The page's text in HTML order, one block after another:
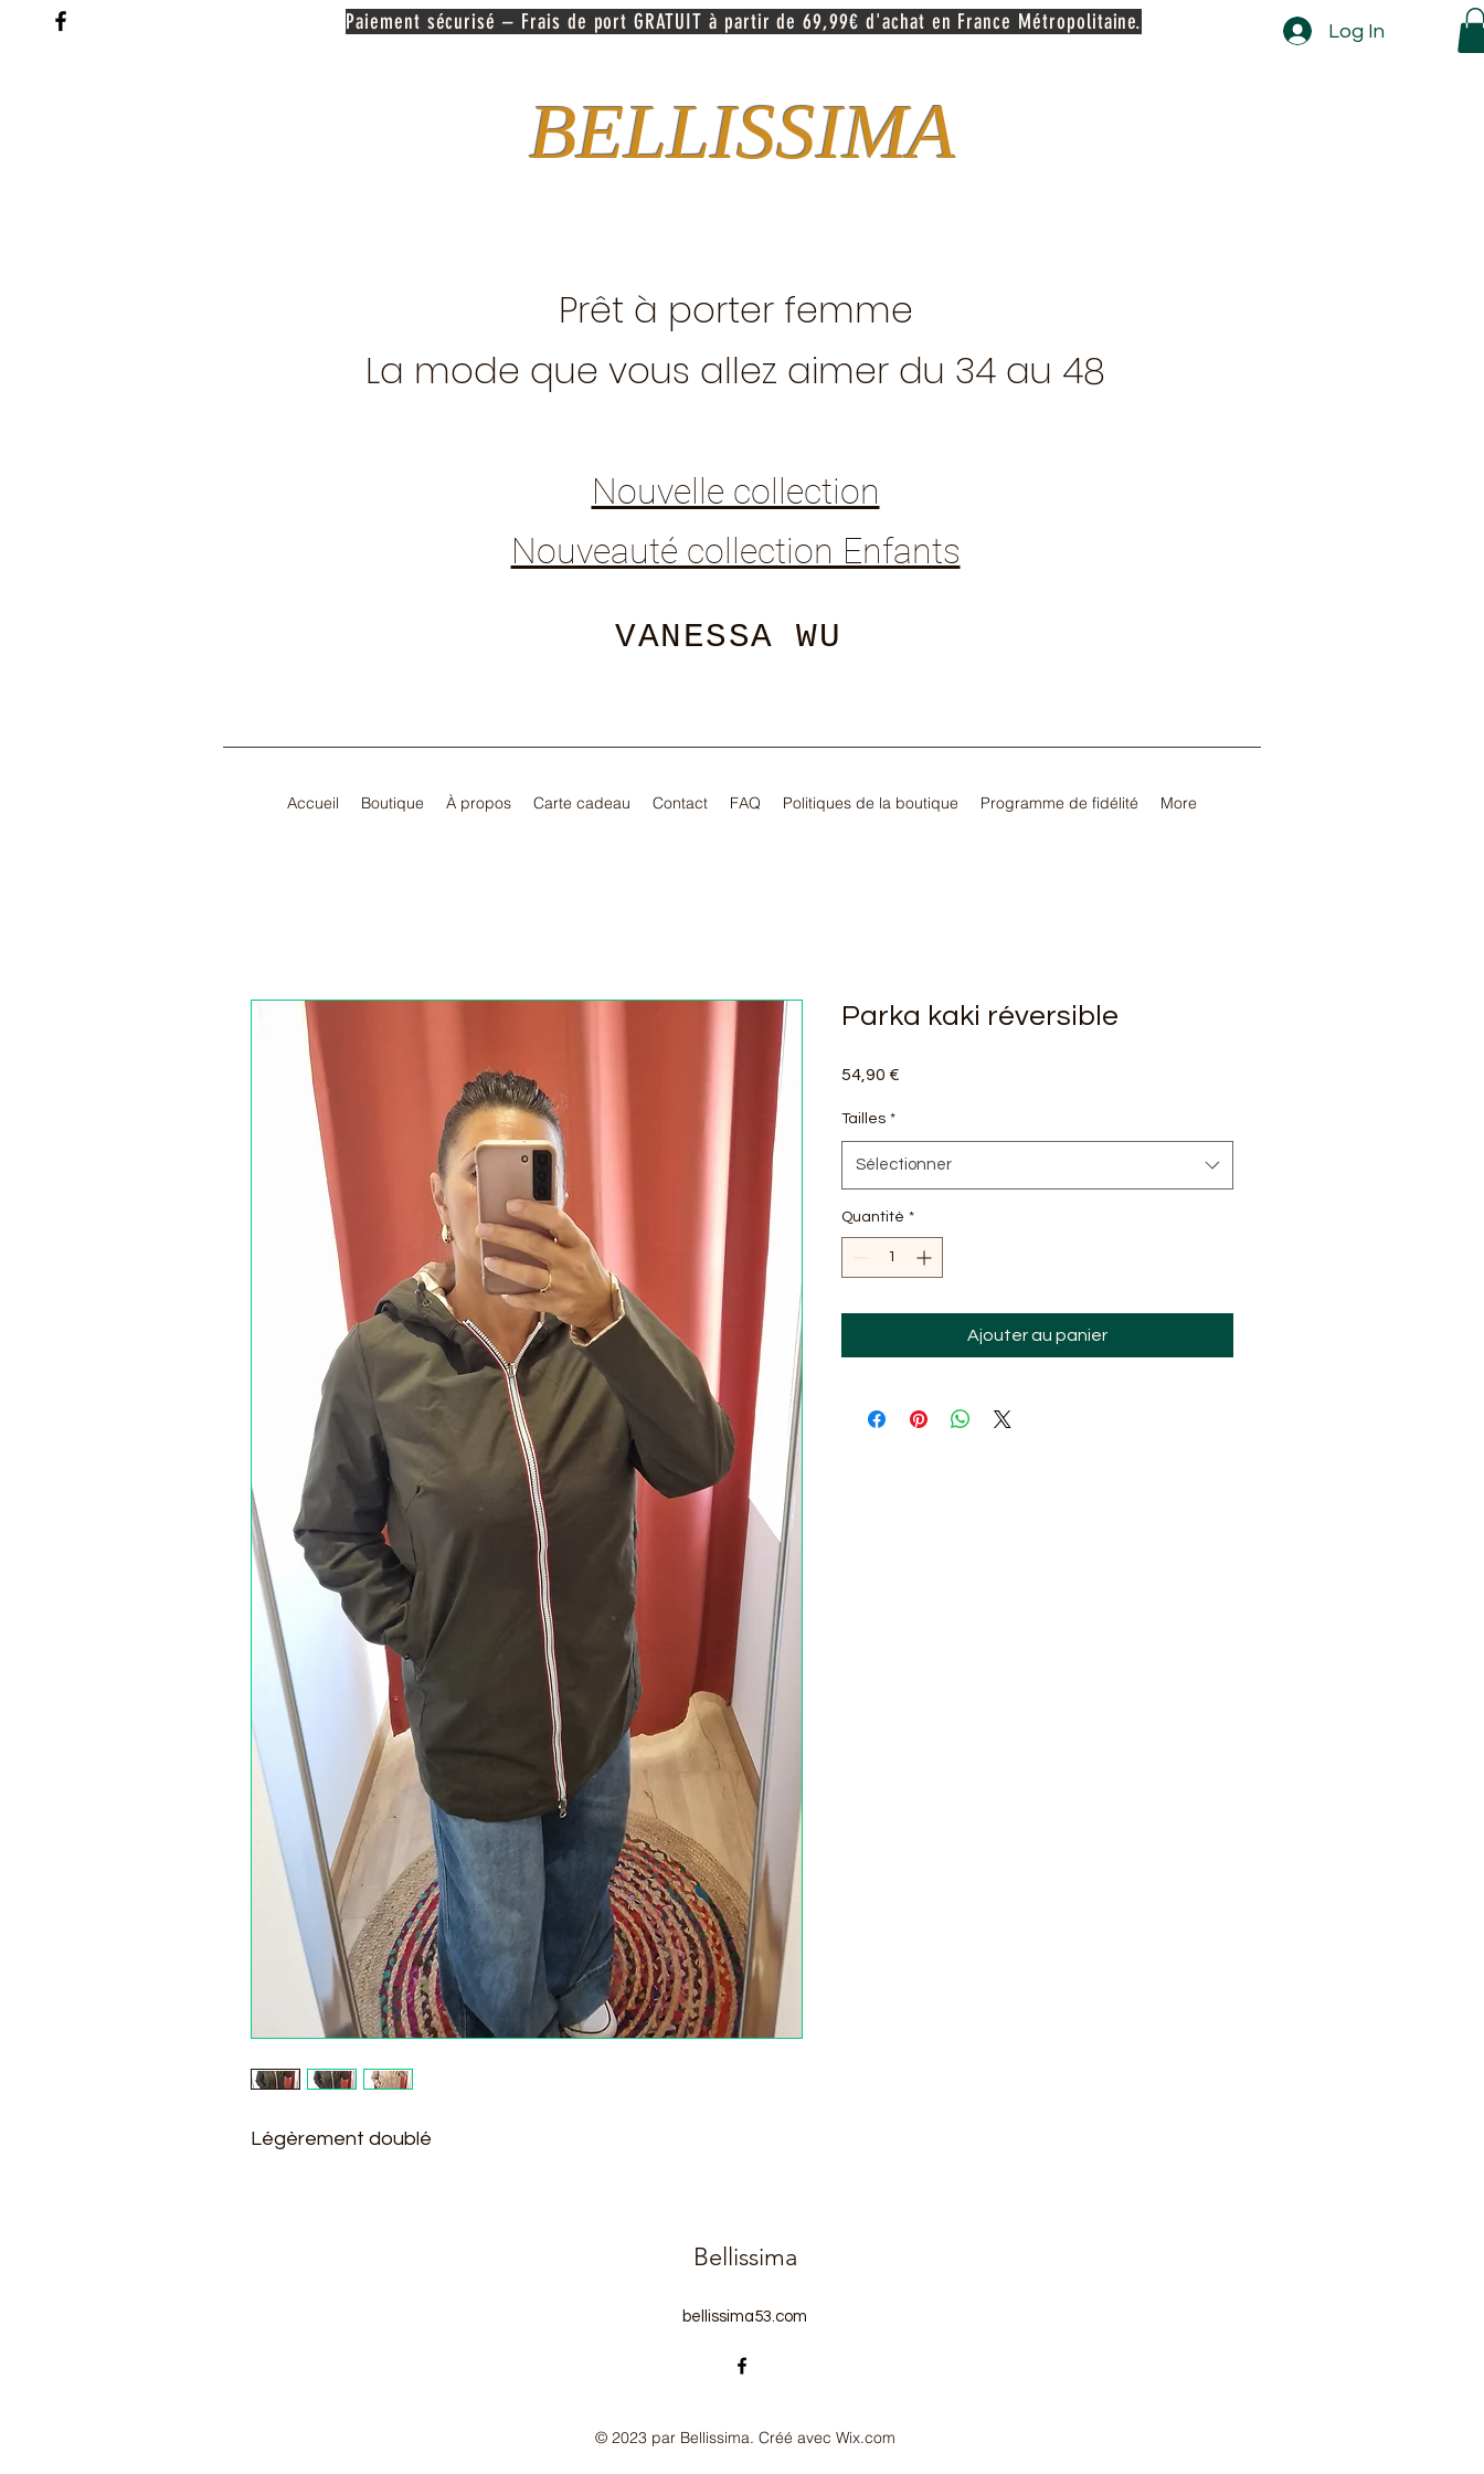
Paiement sécurisé – Frais de port GRATUIT à partir de 69,99€ d'achat en France Métropolitaine. Log In
BELLISSIMA
Prêt à porter femme
La mode que vous allez aimer du 34 au 48
Nouvelle collection
Nouveauté collection Enfants
VANESSA WU
Accueil Boutique À propos Carte cadeau Contact FAQ Politiques de la boutique Programme de fidélité More
Légèrement doublé
Parka kaki réversible
54,90 €
Tailles *
Sélectionner
Quantité *
Ajouter au panier
Bellissima
bellissima53.com
© 2023 par Bellissima. Créé avec Wix.com